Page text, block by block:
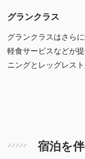
グランクラス
グランクラスはさら
軽食サービスなどが
ニングとレッグレス
宿泊を